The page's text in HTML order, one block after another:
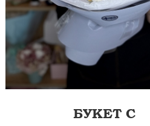
БУКЕТ С